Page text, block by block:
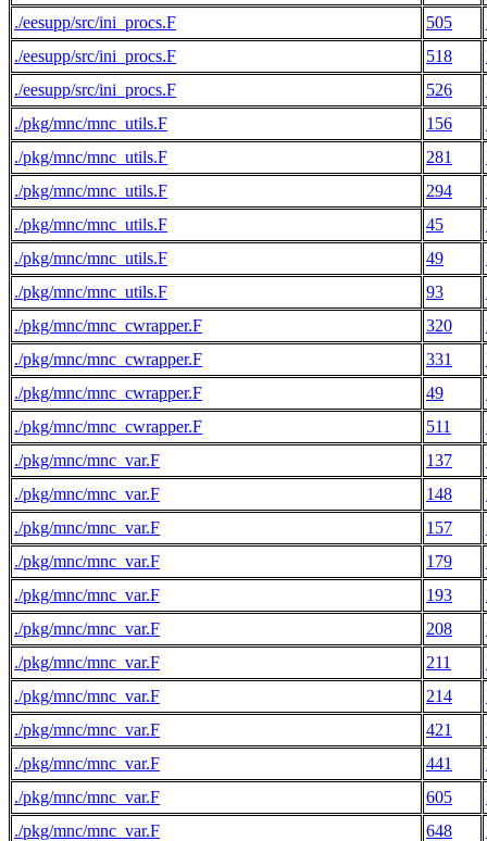
./eesupp/src/ini_procs.F
505
./eesupp/src/ini_procs.F
518
./eesupp/src/ini_procs.F
526
./pkg/mnc/mnc_utils.F
156
./pkg/mnc/mnc_utils.F
281
./pkg/mnc/mnc_utils.F
294
./pkg/mnc/mnc_utils.F
45
./pkg/mnc/mnc_utils.F
49
./pkg/mnc/mnc_utils.F
93
./pkg/mnc/mnc_cwrapper.F
320
./pkg/mnc/mnc_cwrapper.F
331
./pkg/mnc/mnc_cwrapper.F
49
./pkg/mnc/mnc_cwrapper.F
511
./pkg/mnc/mnc_var.F
137
./pkg/mnc/mnc_var.F
148
./pkg/mnc/mnc_var.F
157
./pkg/mnc/mnc_var.F
179
./pkg/mnc/mnc_var.F
193
./pkg/mnc/mnc_var.F
208
./pkg/mnc/mnc_var.F
211
./pkg/mnc/mnc_var.F
214
./pkg/mnc/mnc_var.F
421
./pkg/mnc/mnc_var.F
441
./pkg/mnc/mnc_var.F
605
./pkg/mnc/mnc_var.F
648